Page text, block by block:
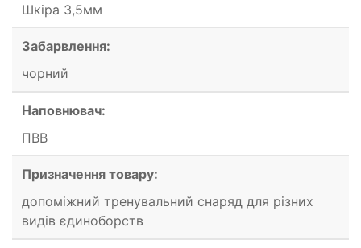
Шкіра 3,5мм
Забарвлення:
чорний
Наповнювач:
ПВВ
Призначення товару:
допоміжний тренувальний снаряд для різних
видів єдиноборств